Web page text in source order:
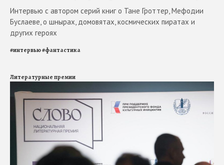
Интервью с автором серий книг о Тане Гроттер, Мефодии
Буслаеве, о шнырах, домовятах, космических пиратах и
других героях
#интервью#фантастика
Литературные премии